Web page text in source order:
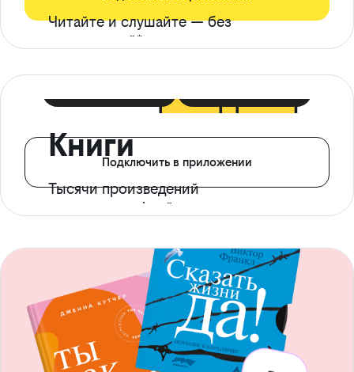
Читайте и слушайте — без
ограничений*
Книги
Тысячи произведений
с доступом офлайн
Подключить в приложении